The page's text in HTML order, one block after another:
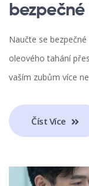
Naučte se
oleového tahání
vaším zubům více
Číst Více